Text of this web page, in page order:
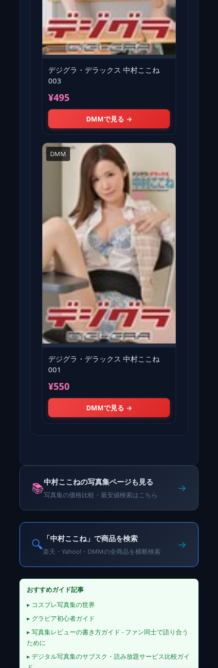
デジグラ・デラックス 中村ここね
003
¥495
DMMで見る →
DMM
デジグラ・デラックス 中村ここね
001
¥550
DMMで見る →
📚中村ここねの写真集ページも見る
写真集の価格比較・最安値検索はこちら
→
🔍 「中村ここね」で商品を検索
楽天・Yahoo!・DMMの全商品を横断検索
→
おすすめガイド記事
▸ コスプレ写真集の世界
▸ グラビア初心者ガイド
▸ 写真集レビューの書き方ガイド - ファン同士で語り合う
ために
▸ デジタル写真集のサブスク・読み放題サービス比較ガイ